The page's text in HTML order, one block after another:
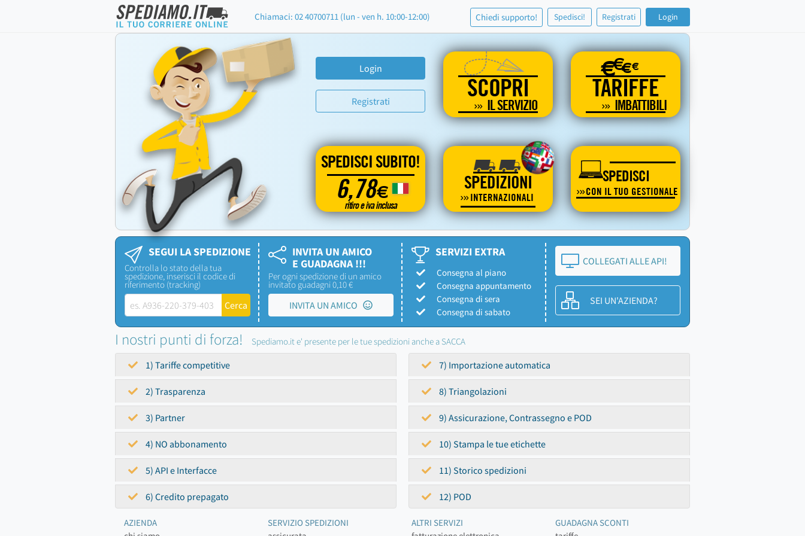
Chiamaci: 02 40700711 (lun - ven h. 10:00-12:00) Chiedi supporto! Spedisci! Registrati Login
Login
Registrati SCOPRI
IL SERVIZIO
€€€€
TARIFFE
IMBATTIBILI
SPEDISCI SUBITO!
6,78€
ritiro e iva inclusa
SPEDIZIONI
INTERNAZIONALI
SPEDISCI
CON IL TUO GESTIONALE
SEGUI LA SPEDIZIONE
Controlla lo stato della tua
spedizione, inserisci il codice di
riferimento (tracking)
INVITA UN AMICO
E GUADAGNA !!!
Per ogni spedizione di un amico
invitato guadagni 0,10 €
INVITA UN AMICO
SERVIZI EXTRA
Consegna al piano
Consegna appuntamento
Consegna di sera
Consegna di sabato
COLLEGATI ALLE API!
SEI UN'AZIENDA?
I nostri punti di forza! Spediamo.it e' presente per le tue spedizioni anche a SACCA
1) Tariffe competitive
2) Trasparenza
3) Partner
4) NO abbonamento
5) API e Interfacce
6) Credito prepagato
7) Importazione automatica
8) Triangolazioni
9) Assicurazione, Contrassegno e POD
10) Stampa le tue etichette
11) Storico spedizioni
12) POD
AZIENDA
SERVIZIO SPEDIZIONI
ALTRI SERVIZI
GUADAGNA SCONTI